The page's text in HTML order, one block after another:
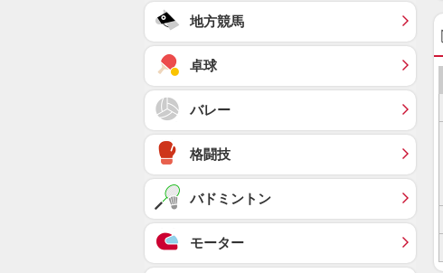
地方競馬
卓球
バレー
格闘技
バドミントン
モーター